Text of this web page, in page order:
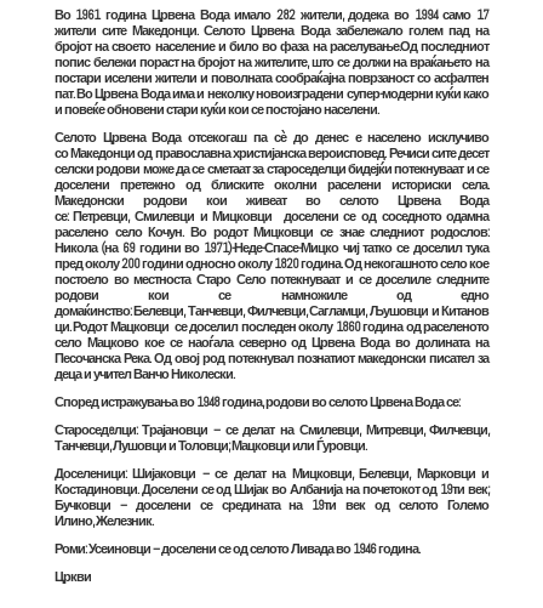
Во 1961 година Црвена Вода имало 282 жители, додека во 1994 само 17
жители ситеМакедонци. Селото Црвена Вода забележало голем пад на
бројот на своето население и било во фаза на раселување.Од последниот
попис бележи пораст на бројот на жителите, што се должи на враќањето на
постари иселени жители и поволната сообраќајна поврзаност со асфалтен
пат. Во Црвена Вода има и неколку новоизградени супер-модерни куќи како
и повеќе обновени стари куќи кои се постојано населени.
Селото Црвена Вода отсекогаш па сѐ до денес е населено исклучиво
соМакедонциод православна христијанска вероисповед. Речиси сите десет
селски родови може да се сметаат за староседелци бидејќи потекнуваат и се
доселени претежно од блиските околни раселени историски села.
Македонски родови кои живеат во селото Црвена Вода
се: Петревци, Смилевци и Мицковци доселени се од соседното одамна
раселено село Кочун. Во родот Мицковци се знае следниот родослов:
Никола (на 69 години во 1971)-Неде-Спасе-Мицко чиј татко се доселил тука
пред околу 200 години односно околу 1820 година. Од некогашното село кое
постоело во местноста Старо Село потекнуваат и се доселиле следните
родови кои се намножиле од едно
домаќинство: Белевци, Танчевци, Филчевци, Сагламци, Љушовци и Китанов
ци. Родот Мацковци се доселил последен околу 1860 година од раселеното
село Мацково кое се наоѓала северно од Црвена Вода во долината на
Песочанска Река. Од овој род потекнувал познатиот македонски писател за
деца и учител Ванчо Николески.
Според истражувања во 1948 година, родови во селото Црвена Вода се:
Староседeлци: Трајановци – се делат на Смилевци, Митревци, Филчевци,
Танчевци, Лушовци и Толовци; Мацковци или Ѓуровци.
Доселеници: Шијаковци – се делат на Мицковци, Белевци, Марковци и
Костадиновци. Доселени се одШијаквоАлбанијана почетокот од 19ти век;
Бучковци – доселени се средината на 19ти век од селотоГолемо
Илино,Железник.
Роми: Усеиновци – доселени се од селотоЛивадаво 1946 година.
Цркви